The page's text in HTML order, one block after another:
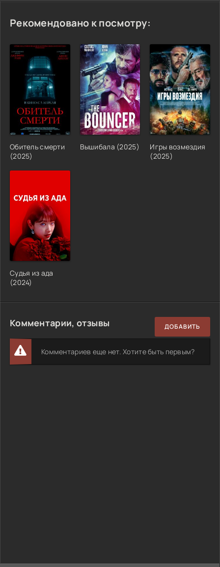
Рекомендовано к посмотру:
Обитель смерти
(2025)
Вышибала (2025)
Игры возмездия
(2025)
Судья из ада
(2024)
Комментарии, отзывы ДОБАВИТЬ
Комментариев еще нет. Хотите быть первым?